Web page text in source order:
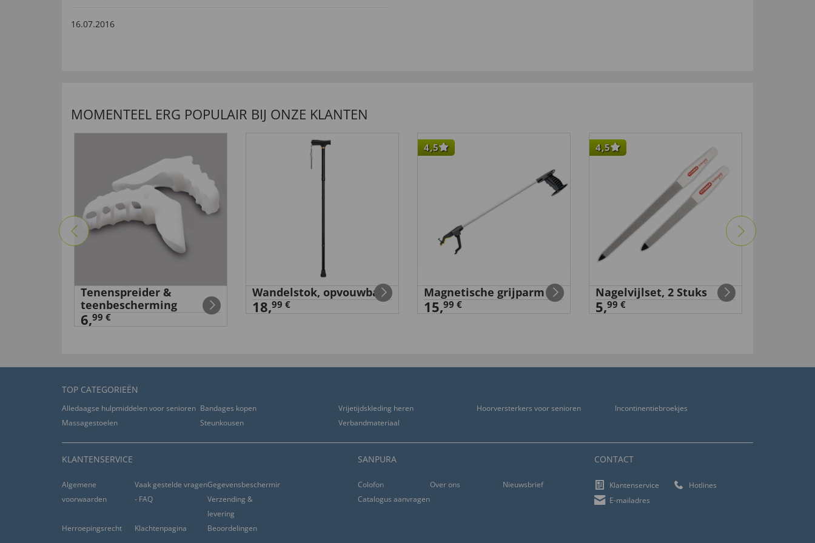
16.07.2016
0) niet nuttig (0)
28.05.2016
“Alles super-gute Qualität!”
31.03.2016
nuttig (0) niet nuttig (0)
nuttig (0)
15.06.2015
“wurde vorne schon bewertet”
MOMENTEEL ERG POPULAIR BIJ ONZE KLANTEN
Tenenspreider &
teenbescherming
6,99 €
Wandelstok, opvouwbaar
18,99 €
4,5
Magnetische grijparm
15,99 €
4,5
Nagelvijlset, 2 Stuks
5,99 €
TOP CATEGORIEËN
Alledaagse hulpmiddelen voor senioren Bandages kopen Vrijetijdskleding heren Hoorversterkers voor senioren
Incontinentiebroekjes
Massagestoelen
Steunkousen Verbandmateriaal
KLANTENSERVICE
Algemene
voorwaarden
Vaak gestelde vragen
- FAQ
Gegevensbescherming
Verzending &
levering
Herroepingsrecht
Klachtenpagina Beoordelingen
SANPURA
Colofon Over ons
Nieuwsbrief
Catalogus aanvragen
CONTACT
Klantenservice
Hotlines
E-mailadres